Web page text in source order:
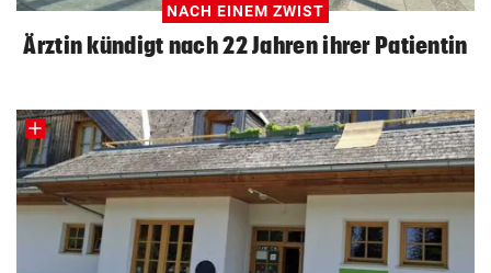
NACH EINEM ZWIST
Ärztin kündigt nach 22 Jahren ihrer Patientin